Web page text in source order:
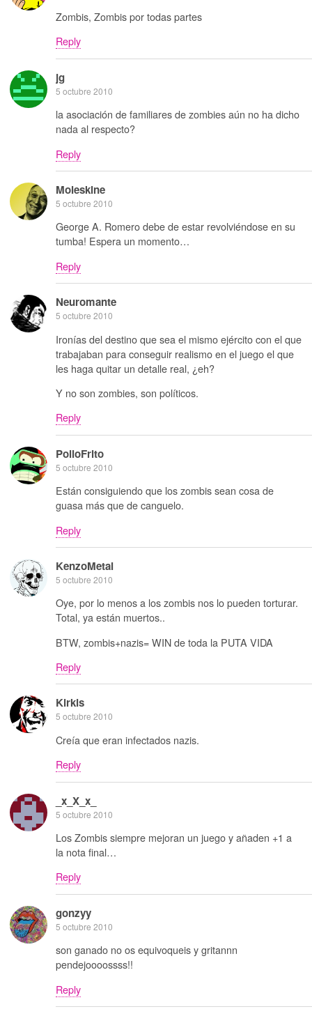
Zombis, Zombis por todas partes
Reply
jg
5 octubre 2010
la asociación de familiares de zombies aún no ha dicho
nada al respecto?
Reply
Moleskine
5 octubre 2010
George A. Romero debe de estar revolviéndose en su
tumba! Espera un momento…
Reply
Neuromante
5 octubre 2010
Ironías del destino que sea el mismo ejército con el que
trabajaban para conseguir realismo en el juego el que
les haga quitar un detalle real, ¿eh?
Y no son zombies, son políticos.
Reply
PolloFrito
5 octubre 2010
Están consiguiendo que los zombis sean cosa de
guasa más que de canguelo.
Reply
KenzoMetal
5 octubre 2010
Oye, por lo menos a los zombis nos lo pueden torturar.
Total, ya están muertos..
BTW, zombis+nazis= WIN de toda la PUTA VIDA
Reply
Kirkis
5 octubre 2010
Creía que eran infectados nazis.
Reply
_x_X_x_
5 octubre 2010
Los Zombis siempre mejoran un juego y añaden +1 a
la nota final…
Reply
gonzyy
5 octubre 2010
son ganado no os equivoqueis y gritannn
pendejoooossss!!
Reply